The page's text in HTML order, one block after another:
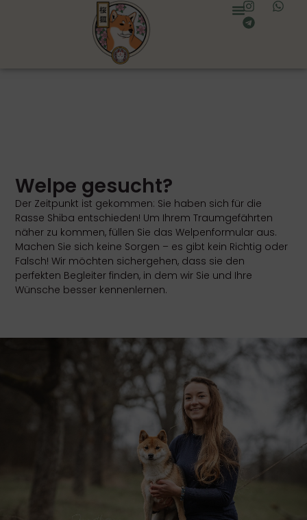
Welpe gesucht?
Der Zeitpunkt ist gekommen: Sie haben sich für die
Rasse Shiba entschieden! Um Ihrem Traumgefährten
näher zu kommen, füllen Sie das Welpenformular aus.
Machen Sie sich keine Sorgen – es gibt kein Richtig oder
Falsch! Wir möchten sichergehen, dass sie den
perfekten Begleiter finden, in dem wir Sie und Ihre
Wünsche besser kennenlernen.